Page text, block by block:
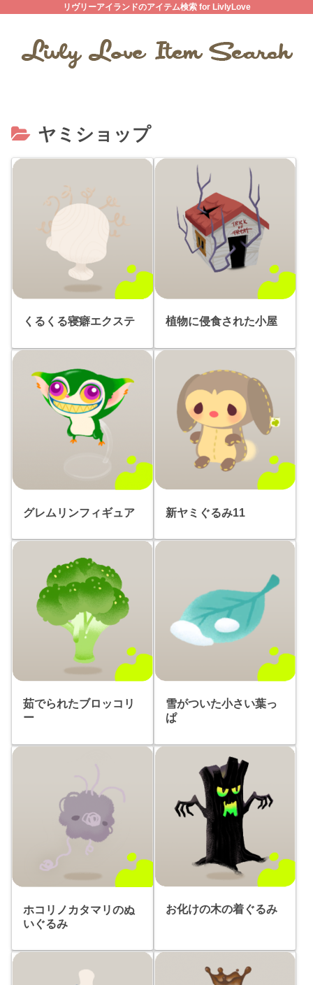
リヴリーアイランドのアイテム検索 for LivlyLove
ヤミショップ
くるくる寝癖エクステ 植物に侵食された小屋
グレムリンフィギュア 新ヤミぐるみ11
茹でられたブロッコリ
ー
雪がついた小さい葉っ
ぱ
ホコリノカタマリのぬ
いぐるみ
お化けの木の着ぐるみ